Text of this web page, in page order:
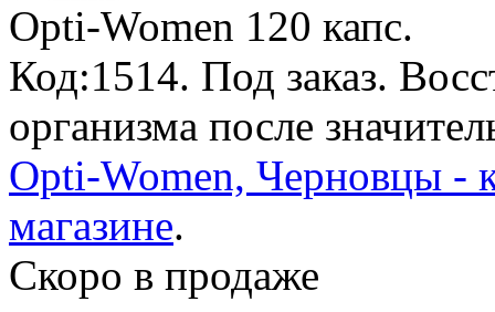
Opti-Women 120 капс.
Код:1514. Под заказ.
организма после
Opti-Women, Черновцы -
магазине.
Скоро в продаже